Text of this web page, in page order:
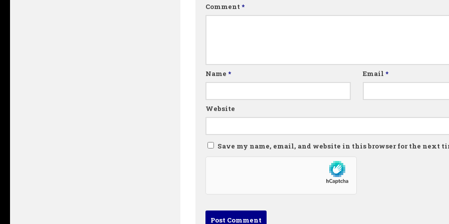
Comment *
Name * Email*
Website
Save my name, email, and website in this browser for the next